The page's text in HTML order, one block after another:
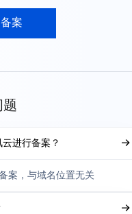
案
题
进行备案？
案，与域名位置无关